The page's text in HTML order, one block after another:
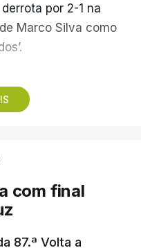
por 2-1 na
Marco Silva como
agora o vice-
português Cláudio
do Sturm
0.
vai encontrar outra
o derrotado do
com final
87.ª Volta a